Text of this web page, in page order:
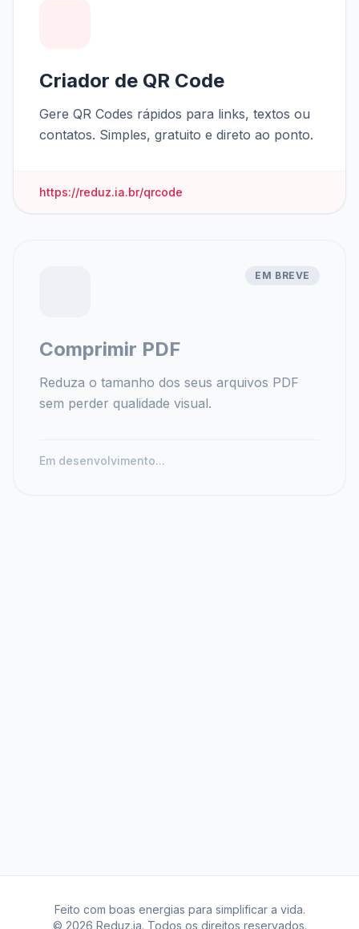
Criador de QR Code
Gere QR Codes rápidos para links, textos ou
contatos. Simples, gratuito e direto ao ponto.
https://reduz.ia.br/qrcode
EM BREVE
Comprimir PDF
Reduza o tamanho dos seus arquivos PDF
sem perder qualidade visual.
Em desenvolvimento...
Feito com boas energias para simplificar a vida.
© 2026 Reduz.ia. Todos os direitos reservados.